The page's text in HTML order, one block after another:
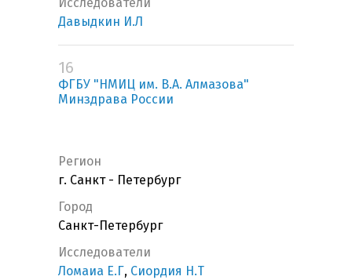
Исследователи
Давыдкин И.Л
16
ФГБУ "НМИЦ им. В.А. Алмазова"
Минздрава России
Регион
г. Санкт - Петербург
Город
Санкт-Петербург
Исследователи
Ломаиа Е.Г, Сиордия Н.Т